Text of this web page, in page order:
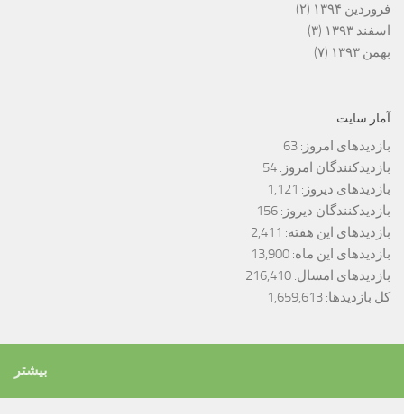
فروردین ۱۳۹۴
(۲)
اسفند ۱۳۹۳
(۳)
بهمن ۱۳۹۳
(۷)
آمار سایت
بازدیدهای امروز: 63
بازدیدکنندگان امروز: 54
بازدیدهای دیروز: 1,121
بازدیدکنندگان دیروز: 156
بازدیدهای این هفته: 2,411
بازدیدهای این ماه: 13,900
بازدیدهای امسال: 216,410
کل بازدیدها: 1,659,613
بیشتر